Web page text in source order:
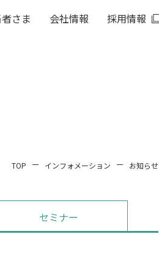
さま 会社情報 採用情報
TOP インフォメーション お知らせ
セミナー